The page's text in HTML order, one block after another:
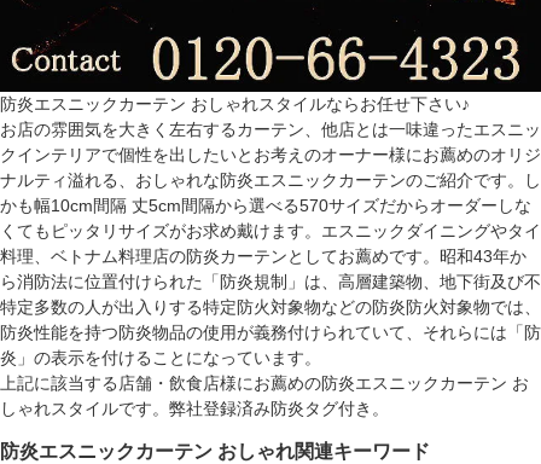
防炎エスニックカーテン おしゃれスタイルならお任せ下さい♪
お店の雰囲気を大きく左右するカーテン、他店とは一味違ったエスニッ
クインテリアで個性を出したいとお考えのオーナー様にお薦めのオリジ
ナルティ溢れる、おしゃれな防炎エスニックカーテンのご紹介です。し
かも幅10cm間隔 丈5cm間隔から選べる570サイズだからオーダーしな
くてもピッタリサイズがお求め戴けます。エスニックダイニングやタイ
料理、ベトナム料理店の防炎カーテンとしてお薦めです。昭和43年か
ら消防法に位置付けられた「防炎規制」は、高層建築物、地下街及び不
特定多数の人が出入りする特定防火対象物などの防炎防火対象物では、
防炎性能を持つ防炎物品の使用が義務付けられていて、それらには「防
炎」の表示を付けることになっています。
上記に該当する店舗・飲食店様にお薦めの防炎エスニックカーテン お
しゃれスタイルです。弊社登録済み防炎タグ付き。
防炎エスニックカーテン おしゃれ関連キーワード